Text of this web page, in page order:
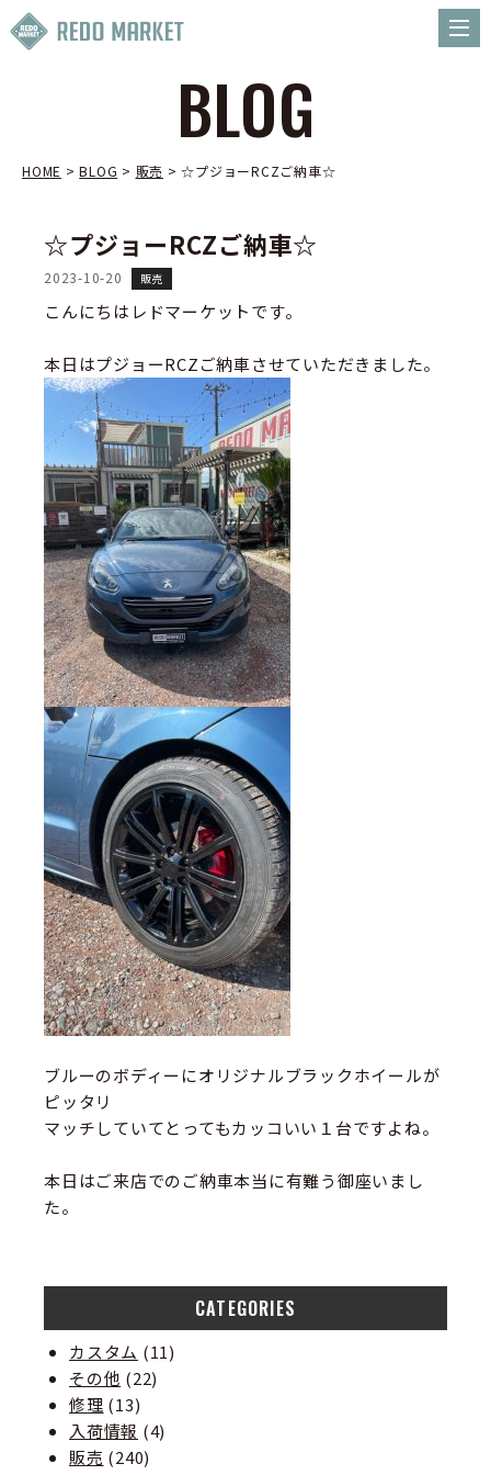
BLOG
HOME >BLOG > 販売 >☆プジョーRCZご納車☆
☆プジョーRCZご納車☆
2023-10-20 販売
こんにちはレドマーケットです。
本日はプジョーRCZご納車させていただきました。
ブルーのボディーにオリジナルブラックホイールが
ピッタリ
マッチしていてとってもカッコいい１台ですよね。
本日はご来店でのご納車本当に有難う御座いまし
た。
CATEGORIES
カスタム (11)
その他 (22)
修理 (13)
入荷情報 (4)
販売 (240)